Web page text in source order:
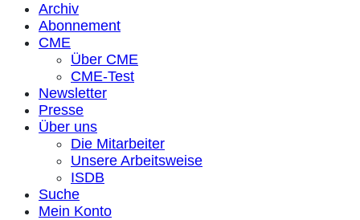
Archiv
Abonnement
CME
Über CME
CME-Test
Newsletter
Presse
Über uns
Die Mitarbeiter
Unsere Arbeitsweise
ISDB
Suche
Mein Konto